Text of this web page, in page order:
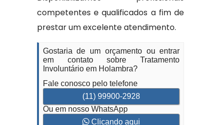
competentes e qualificados a fim de
prestar um excelente atendimento.
Gostaria de um orçamento ou entrar
em contato sobre Tratamento
Involuntário em Holambra?
Fale conosco pelo telefone
(11) 99900-2928
Ou em nosso WhatsApp
Clicando aqui